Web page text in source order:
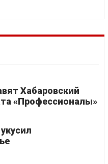
Хабаровский
«Профессионалы»